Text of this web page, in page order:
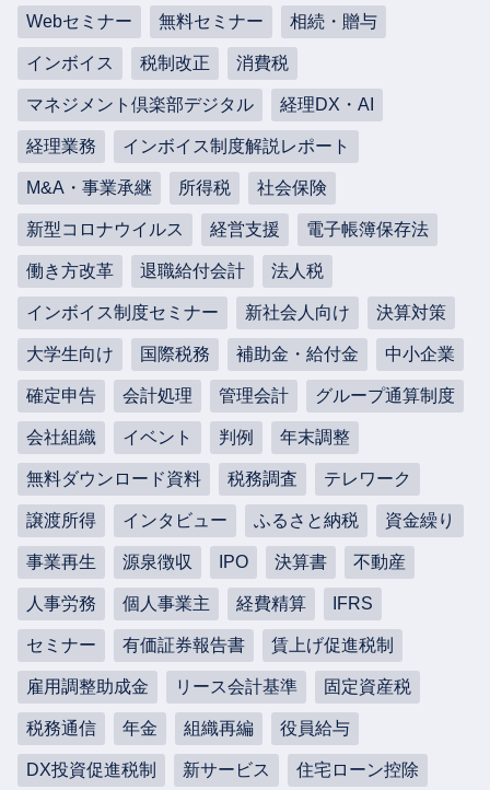
Webセミナー 無料セミナー 相続・贈与
インボイス 税制改正 消費税
マネジメント倶楽部デジタル 経理DX・AI
経理業務 インボイス制度解説レポート
M&A・事業承継 所得税 社会保険
新型コロナウイルス 経営支援 電子帳簿保存法
働き方改革 退職給付会計 法人税
インボイス制度セミナー 新社会人向け 決算対策
大学生向け 国際税務 補助金・給付金 中小企業
確定申告 会計処理 管理会計 グループ通算制度
会社組織 イベント 判例 年末調整
無料ダウンロード資料 税務調査 テレワーク
譲渡所得 インタビュー ふるさと納税 資金繰り
事業再生 源泉徴収 IPO 決算書 不動産
人事労務 個人事業主 経費精算 IFRS
セミナー 有価証券報告書 賃上げ促進税制
雇用調整助成金 リース会計基準 固定資産税
税務通信 年金 組織再編 役員給与
DX投資促進税制 新サービス 住宅ローン控除